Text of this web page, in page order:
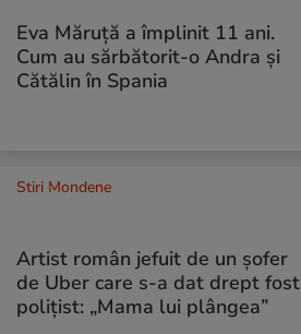
Eva Măruță a împlinit 11 ani.
Cum au sărbătorit-o Andra și
Cătălin în Spania
Stiri Mondene
Artist român jefuit de un șofer
de Uber care s-a dat drept fost
polițist: „Mama lui plângea”